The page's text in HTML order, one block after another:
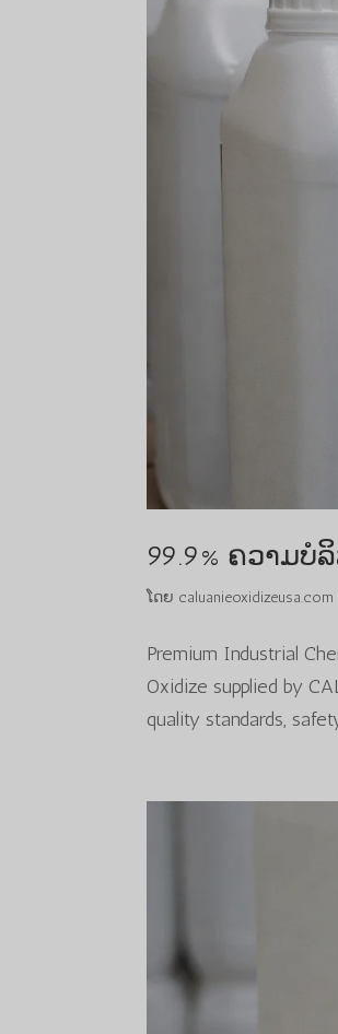
99.9% ຄວາມບໍລິ
ໂດຍ caluanieoxidizeusa.com
Premium Industrial
Oxidize supplied by
quality standards,